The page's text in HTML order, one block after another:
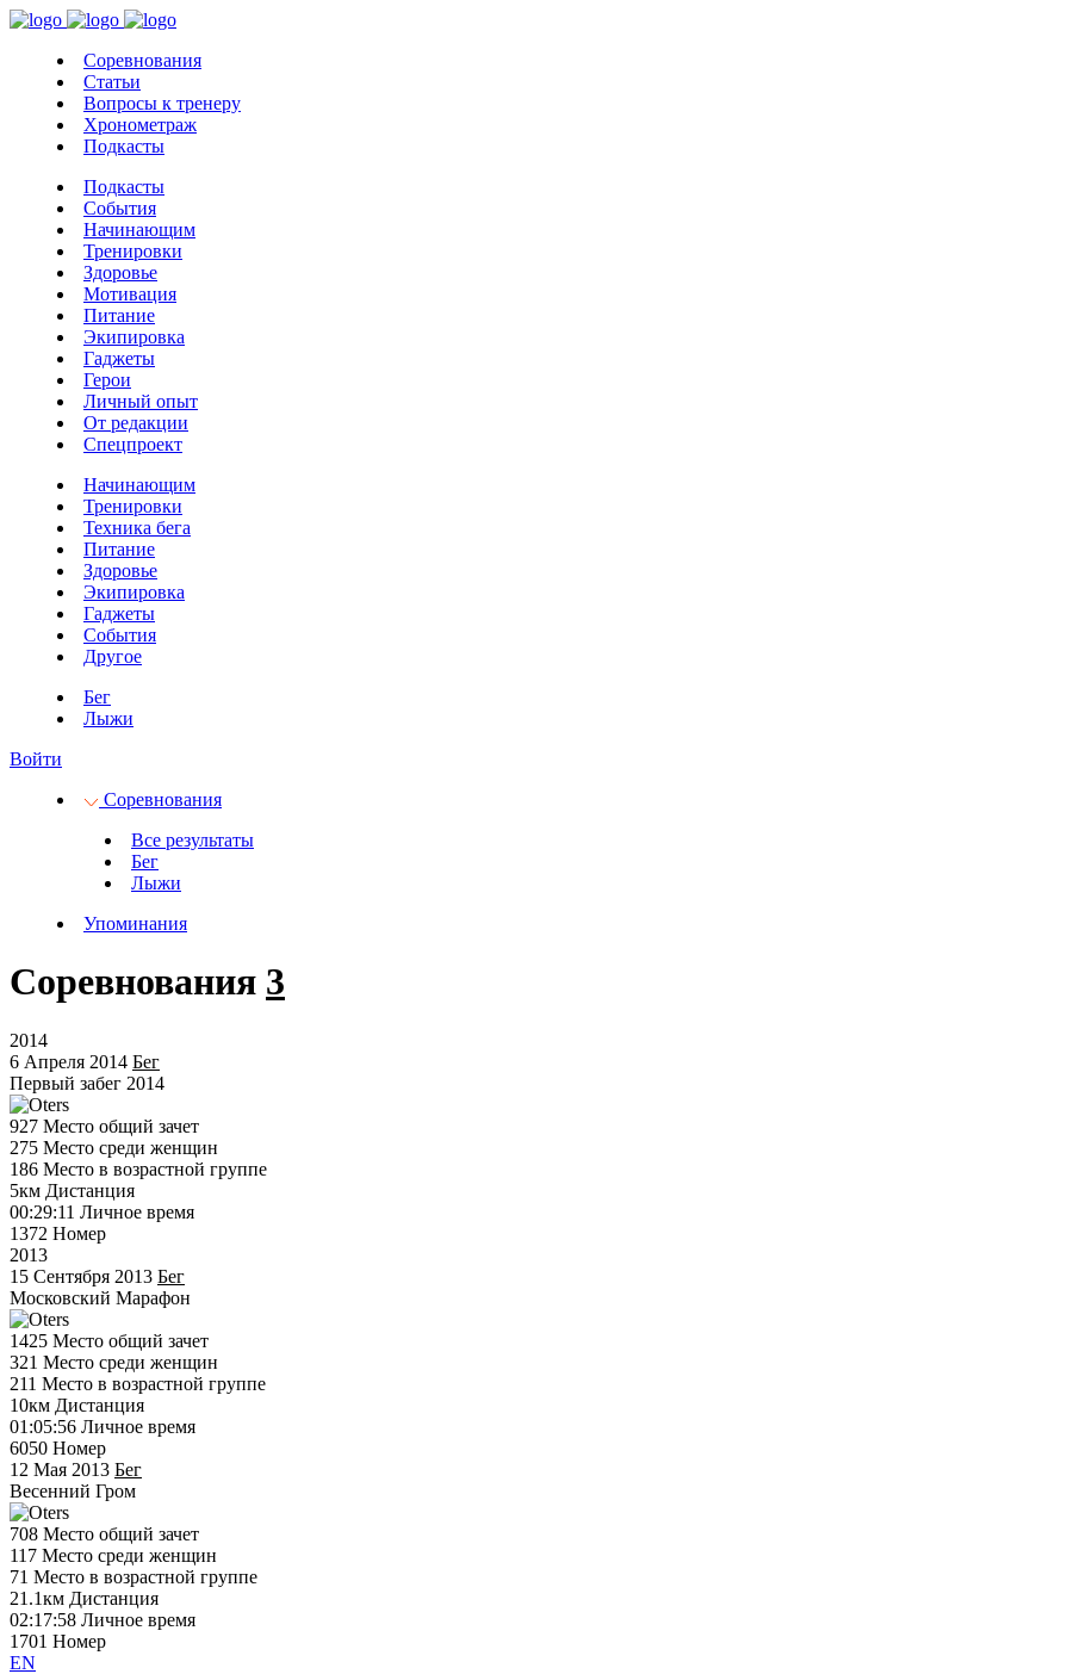
Соревнования
Статьи
Вопросы к тренеру
Хронометраж
Подкасты
Подкасты
События
Начинающим
Тренировки
Здоровье
Мотивация
Питание
Экипировка
Гаджеты
Герои
Личный опыт
От редакции
Спецпроект
Начинающим
Тренировки
Техника бега
Питание
Здоровье
Экипировка
Гаджеты
События
Другое
Бег
Лыжи
Войти
Соревнования
Все результаты
Бег
Лыжи
Упоминания
Соревнования 3
2014
6 Апреля 2014 Бег
Первый забег 2014
927 Место общий зачет
275 Место среди женщин
186 Место в возрастной группе
5км Дистанция
00:29:11 Личное время
1372 Номер
2013
15 Сентября 2013 Бег
Московский Марафон
1425 Место общий зачет
321 Место среди женщин
211 Место в возрастной группе
10км Дистанция
01:05:56 Личное время
6050 Номер
12 Мая 2013 Бег
Весенний Гром
708 Место общий зачет
117 Место среди женщин
71 Место в возрастной группе
21.1км Дистанция
02:17:58 Личное время
1701 Номер
EN